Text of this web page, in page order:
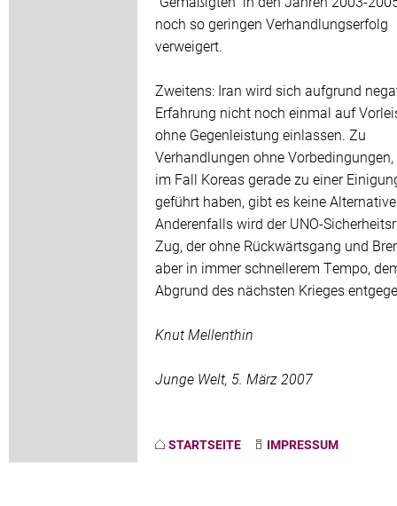
noch so geringen Verhandlungserfolg
verweigert.
Zweitens: Iran wird sich aufgrund
Erfahrung nicht noch einmal auf
ohne Gegenleistung einlassen. Zu
Verhandlungen ohne
im Fall Koreas gerade zu einer
geführt haben, gibt es keine
Anderenfalls wird der UNO-
Zug, der ohne Rückwärtsgang und
aber in immer schnellerem Tempo,
Abgrund des nächsten Krieges
Knut Mellenthin
Junge Welt, 5. März 2007
STARTSEITE IMPRESSUM